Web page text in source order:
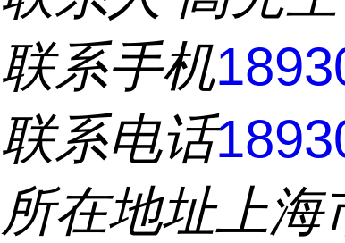
联系手机
联系电话
所在地址上海